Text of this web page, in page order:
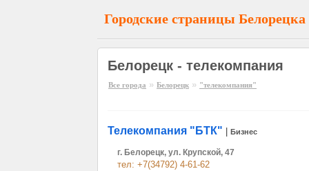
Городские страницы Белорецка
Белорецк - телекомпания
Все города » Белорецк » "телекомпания"
Телекомпания "БТК" Бизнес
г. Белорецк, ул. Крупской, 47
тел: +7(34792) 4-61-62